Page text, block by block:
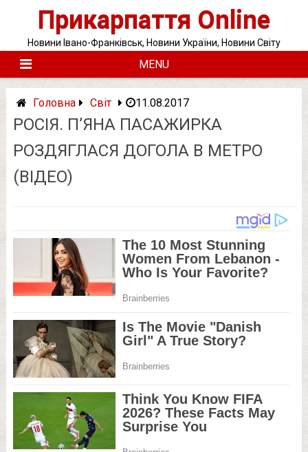
Прикарпаття Online
Новини Івано-Франківськ, Новини України, Новини Світу
MENU
Головна Світ 11.08.2017
РОСІЯ. П’ЯНА ПАСАЖИРКА
РОЗДЯГЛАСЯ ДОГОЛА В МЕТРО
(ВІДЕО)